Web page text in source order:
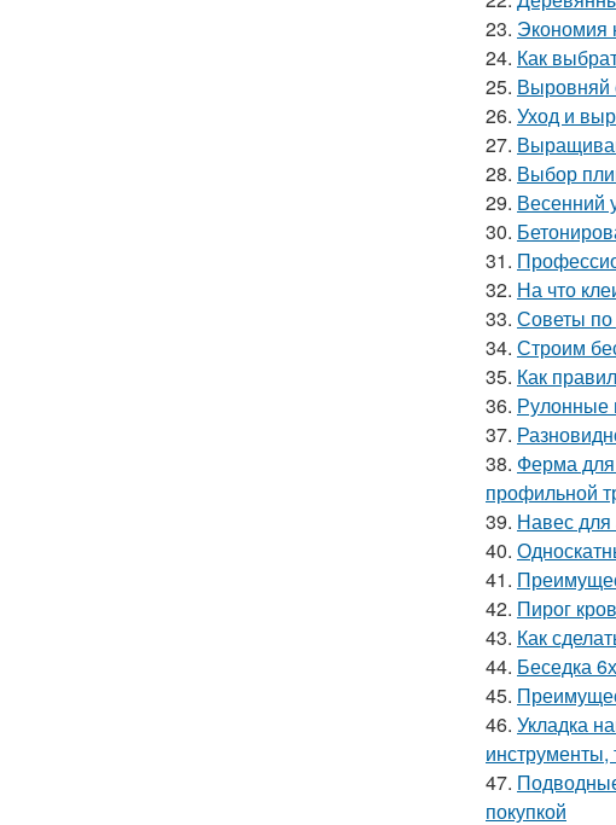
23. Экономия
24. Как
25. Выровняй
26. Уход и
27.
28. Выбор
29. Весенний
30.
31.
32. На что
33. Советы по
34. Строим
35. Как
36. Рулонные
37.
38. Ферма для
профильной
39. Навес
40.
41.
42. Пирог
43. Как
44. Беседка
45.
46. Укладка
инструменты,
47.
покупкой